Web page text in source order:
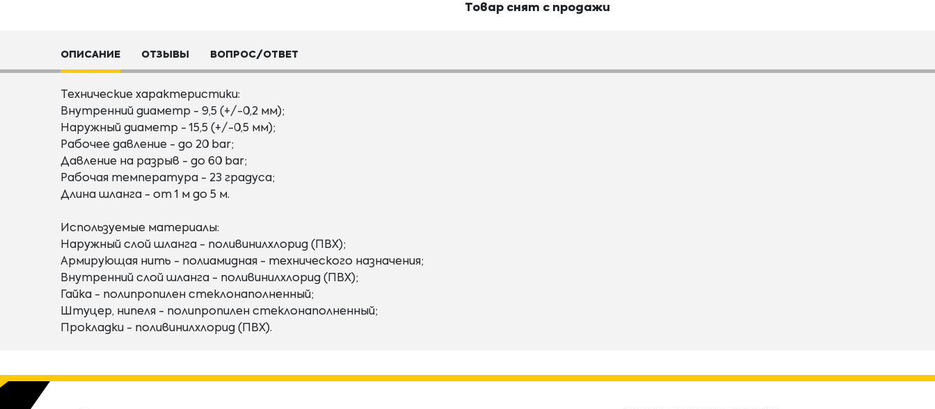
Товар снят с продажи
ОПИСАНИЕ ОТЗЫВЫ ВОПРОС/ОТВЕТ
Технические характеристики:
Внутренний диаметр - 9,5 (+/-0,2 мм);
Наружный диаметр - 15,5 (+/-0,5 мм);
Рабочее давление - до 20 bar;
Давление на разрыв - до 60 bar;
Рабочая температура - 23 градуса;
Длина шланга - от 1 м до 5 м.
Используемые материалы:
Наружный слой шланга - поливинилхлорид (ПВХ);
Армирующая нить - полиамидная - технического назначения;
Внутренний слой шланга - поливинилхлорид (ПВХ);
Гайка - полипропилен стеклонаполненный;
Штуцер, нипеля - полипропилен стеклонаполненный;
Прокладки - поливинилхлорид (ПВХ).